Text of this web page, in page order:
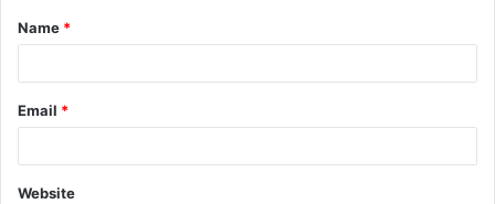
*
Name *
Email *
Website